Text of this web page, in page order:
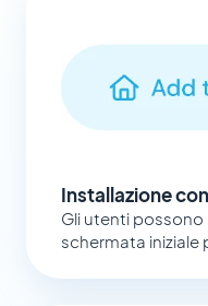
Installazione
Gli utenti possono
schermata iniziale